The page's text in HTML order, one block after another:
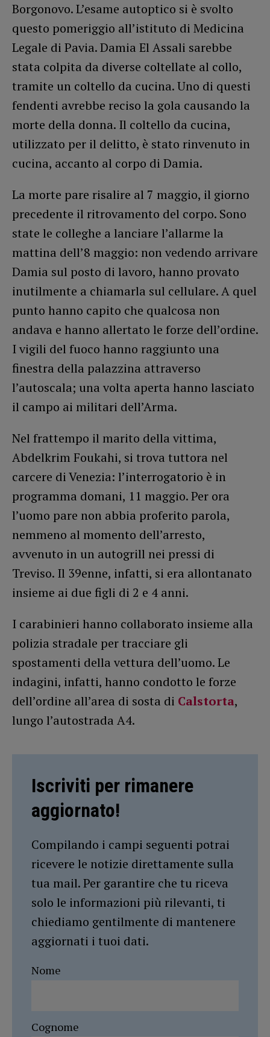
Borgonovo. L’esame autoptico si è svolto
questo pomeriggio all’istituto di Medicina
Legale di Pavia. Damia El Assali sarebbe
stata colpita da diverse coltellate al collo,
tramite un coltello da cucina. Uno di questi
fendenti avrebbe reciso la gola causando la
morte della donna. Il coltello da cucina,
utilizzato per il delitto, è stato rinvenuto in
cucina, accanto al corpo di Damia.
La morte pare risalire al 7 maggio, il giorno
precedente il ritrovamento del corpo. Sono
state le colleghe a lanciare l’allarme la
mattina dell’8 maggio: non vedendo arrivare
Damia sul posto di lavoro, hanno provato
inutilmente a chiamarla sul cellulare. A quel
punto hanno capito che qualcosa non
andava e hanno allertato le forze dell’ordine.
I vigili del fuoco hanno raggiunto una
finestra della palazzina attraverso
l’autoscala; una volta aperta hanno lasciato
il campo ai militari dell’Arma.
Nel frattempo il marito della vittima,
Abdelkrim Foukahi, si trova tuttora nel
carcere di Venezia: l’interrogatorio è in
programma domani, 11 maggio. Per ora
l’uomo pare non abbia proferito parola,
nemmeno al momento dell’arresto,
avvenuto in un autogrill nei pressi di
Treviso. Il 39enne, infatti, si era allontanato
insieme ai due figli di 2 e 4 anni.
I carabinieri hanno collaborato insieme alla
polizia stradale per tracciare gli
spostamenti della vettura dell’uomo. Le
indagini, infatti, hanno condotto le forze
dell’ordine all’area di sosta di Calstorta,
lungo l’autostrada A4.
Iscriviti per rimanere
aggiornato!
Compilando i campi seguenti potrai
ricevere le notizie direttamente sulla
tua mail. Per garantire che tu riceva
solo le informazioni più rilevanti, ti
chiediamo gentilmente di mantenere
aggiornati i tuoi dati.
Nome
Cognome